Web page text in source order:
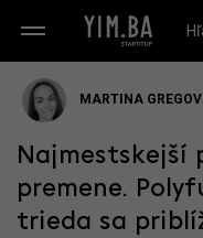
MARTINA
Najmestskejší
premene.
trieda sa